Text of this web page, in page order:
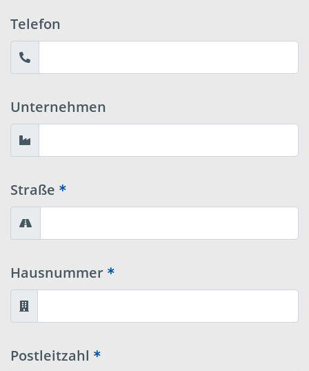
Telefon
Unternehmen
Straße
Hausnummer
Postleitzahl